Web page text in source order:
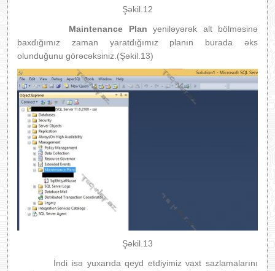
Şəkil.12
Maintenance Planyeniləyərək alt bölməsinə
baxdığımız zaman yaratdığımız planın burada əks
olunduğunu görəcəksiniz.(Şəkil.13)
Şəkil.13
İndi isə yuxarıda qeyd etdiyimiz vaxt sazlamalarını